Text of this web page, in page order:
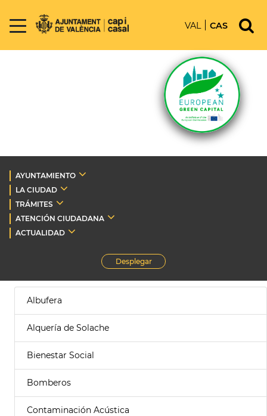
VAL CAS
AYUNTAMIENTO
LA CIUDAD
TRÁMITES
ATENCIÓN CIUDADANA
ACTUALIDAD
Desplegar
Albufera
Alquería de Solache
Bienestar Social
Bomberos
Contaminación Acústica